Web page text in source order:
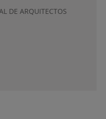
DE ARQUITECTOS